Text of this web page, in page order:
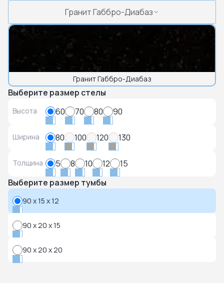
Гранит Габбро-Диабаз
Гранит Габбро-Диабаз
Выберите размер стелы
Высота 60 70 80 90
Ширина 80 100 120 130
Толщина 5 8 10 12
15
Выберите размер тумбы
90 x 15 x 12
90 x 20 x 15
90 x 20 x 20